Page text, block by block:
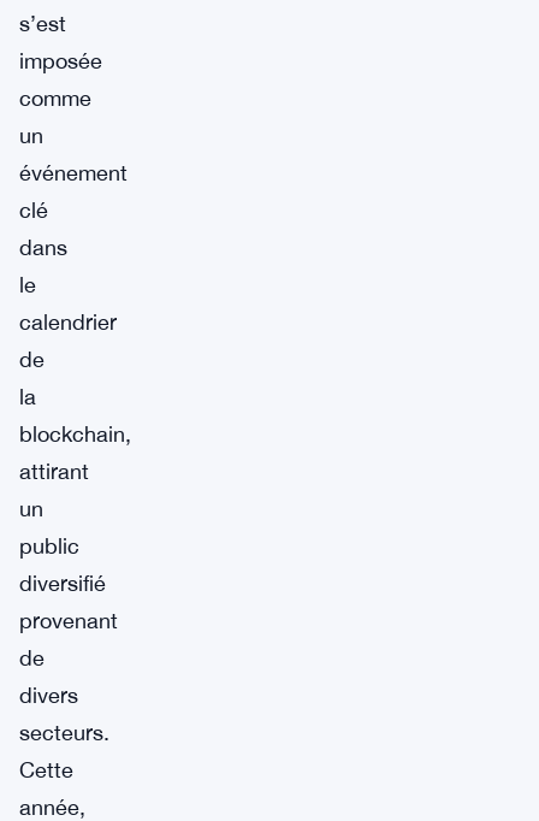
s’est
imposée
comme
un
événement
clé
dans
le
calendrier
de
la
blockchain,
attirant
un
public
diversifié
provenant
de
divers
secteurs.
Cette
année,